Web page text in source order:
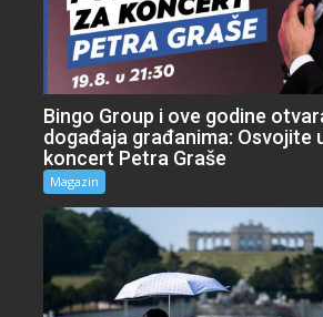
Bingo Group i ove godine
događaja građanima: Osvojite
koncert Petra Graše
Magazin